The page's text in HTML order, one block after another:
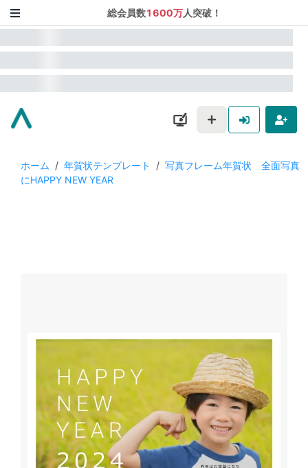
総会員数1600万人突破！
ホーム / 年賀状テンプレート / 写真フレーム年賀状 全面写真
にHAPPY NEW YEAR